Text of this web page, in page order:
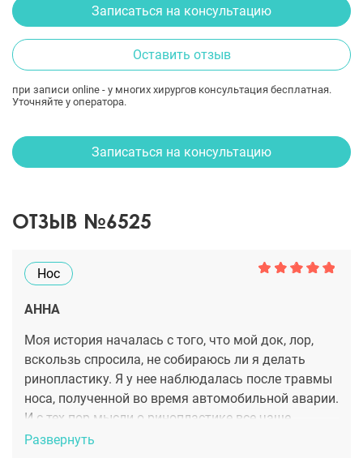
Записаться на консультацию
Оставить отзыв
при записи online - у многих хирургов консультация бесплатная.
Уточняйте у оператора.
Записаться на консультацию
ОТЗЫВ №6525
Нос
АННА
Моя история началась с того, что мой док, лор,
вскользь спросила, не собираюсь ли я делать
ринопластику. Я у нее наблюдалась после травмы
носа, полученной во время автомобильной аварии.
И с тех пор мысли о ринопластике все чаще
посещали мою голову. И закончилось все тем, что
Развернуть